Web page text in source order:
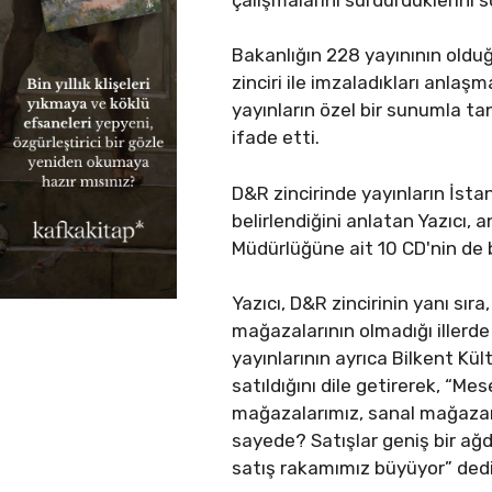
Bakanlığın 228 yayınının
zinciri ile imzaladıkları
yayınların özel bir sunumla
ifade etti.
D&R zincirinde yayınların
belirlendiğini anlatan Yazıcı,
Müdürlüğüne ait 10 CD'nin
Yazıcı, D&R zincirinin yanı
mağazalarının olmadığı
yayınlarının ayrıca Bilkent
satıldığını dile getirerek,
mağazalarımız, sanal
sayede? Satışlar geniş bir
satış rakamımız büyüyor”